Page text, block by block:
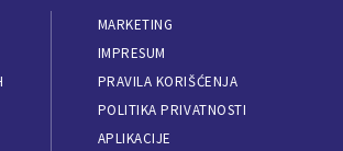
MARKETING
IMPRESUM
PRAVILA KORIŠĆENJA
POLITIKA PRIVATNOSTI
APLIKACIJE